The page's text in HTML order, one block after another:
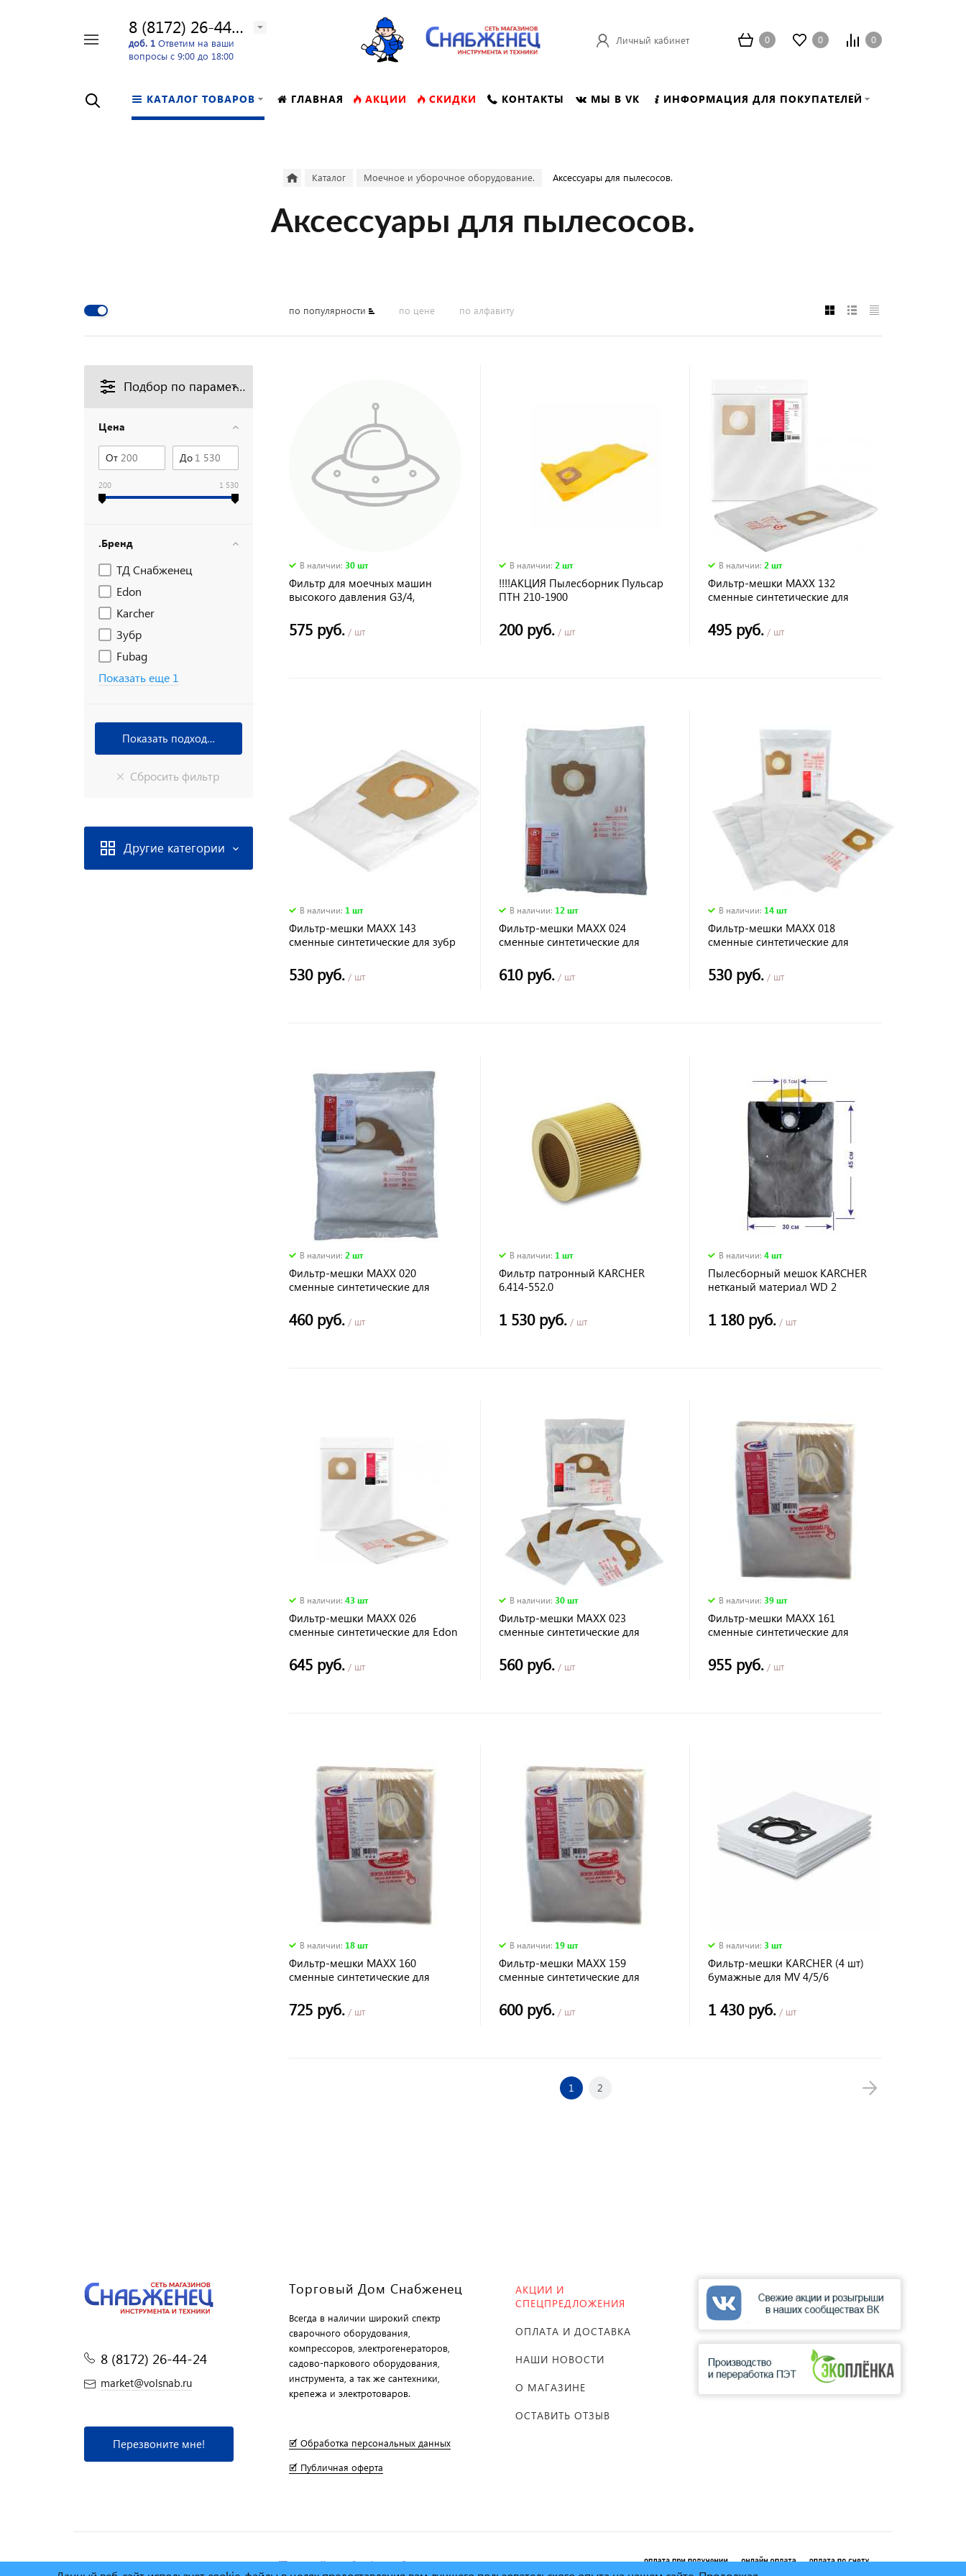
8 (8172) 26-44-24
доб. 1 Ответим на ваши
вопросы с 9:00 до 18:00
Личный кабинет 0 0 0
КАТАЛОГ ТОВАРОВ ГЛАВНАЯ АКЦИИ СКИДКИ КОНТАКТЫ МЫ В VK ИНФОРМАЦИЯ ДЛЯ ПОКУПАТЕЛЕЙ
Каталог Моечное и уборочное оборудование. Аксессуары для пылесосов.
Аксессуары для пылесосов.
по популярности по цене по алфавиту
Подбор по параметрам
Цена
От До
200 1 530
.Бренд
ТД Снабженец
Edon
Karcher
Зубр
Fubag
Показать еще 1
Другие категории
В наличии: 30 шт
Фильтр для моечных машин
высокого давления G3/4,
575 руб. / шт
В наличии: 2 шт
!!!!АКЦИЯ Пылесборник Пульсар
ПТН 210-1900
200 руб./ шт
В наличии:2 шт
Фильтр-мешки MAXX 132
сменные синтетические для
495 руб. / шт
В наличии: 1 шт
Фильтр-мешки MAXX 143
сменные синтетические для зубр
530 руб. / шт
В наличии: 12 шт
Фильтр-мешки MAXX 024
сменные синтетические для
610 руб./ шт
В наличии: 14 шт
Фильтр-мешки MAXX 018
сменные синтетические для
530 руб. / шт
В наличии: 2 шт
Фильтр-мешки MAXX 020
сменные синтетические для
460 руб. / шт
В наличии: 1 шт
Фильтр патронный KARCHER
6.414-552.0
1 530 руб./ шт
В наличии:4 шт
Пылесборный мешок KARCHER
нетканый материал WD 2
1 180 руб. / шт
В наличии: 43 шт
Фильтр-мешки MAXX 026
сменные синтетические для Edon
645 руб. / шт
В наличии: 30 шт
Фильтр-мешки MAXX 023
сменные синтетические для
560 руб./ шт
В наличии:39 шт
Фильтр-мешки MAXX 161
сменные синтетические для
955 руб. / шт
В наличии: 18 шт
Фильтр-мешки MAXX 160
сменные синтетические для
725 руб. / шт
В наличии: 19 шт
Фильтр-мешки MAXX 159
сменные синтетические для
600 руб./ шт
В наличии:3 шт
Фильтр-мешки KARCHER (4 шт)
бумажные для MV 4/5/6
1 430 руб. / шт
1 2
8 (8172) 26-44-24
market@volsnab.ru
Перезвоните мне!
Торговый Дом Снабженец
Всегда в наличии широкий спектр
сварочного оборудования,
компрессоров, электрогенераторов,
садово-паркового оборудования,
инструмента, а так же сантехники,
крепежа и электротоваров.
🗹 Обработка персональных данных
🗹 Публичная оферта
АКЦИИ И
СПЕЦПРЕДЛОЖЕНИЯ
ОПЛАТА И ДОСТАВКА
НАШИ НОВОСТИ
О МАГАЗИНЕ
ОСТАВИТЬ ОТЗЫВ
© Сеть магазинов инструмента и техники"Торговый дом Снабженец"1995г. -